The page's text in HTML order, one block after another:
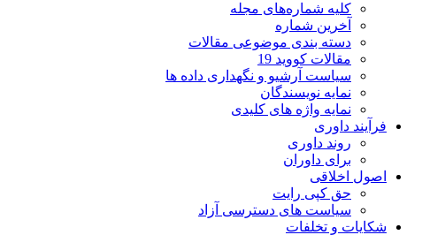
کلیه شماره‌های مجله
آخرین شماره
دسته بندی موضوعی مقالات
مقالات کووید 19
سیاست آرشیو و نگهداری داده ها
نمایه نویسندگان
نمایه واژه های کلیدی
فرآیند داوری
روند داوری
برای داوران
اصول اخلاقی
حق کپی رایت
سیاست های دسترسی آزاد
شکایات و تخلفات